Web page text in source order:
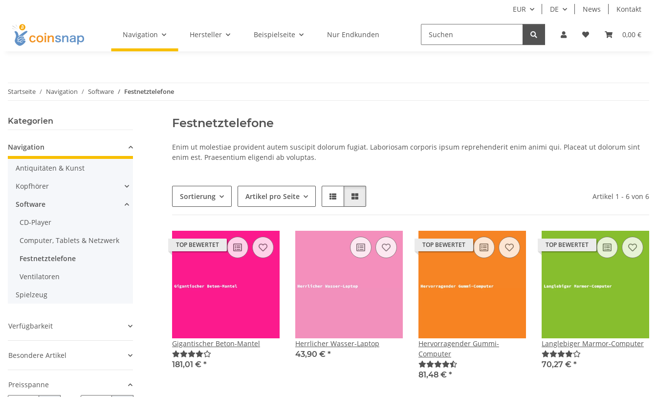
EUR DE News Kontakt
0,00 €
Navigation Hersteller Beispielseite Nur Endkunden
Startseite Navigation Software Festnetztelefone
Festnetztelefone
Enim ut molestiae provident autem suscipit dolorum fugiat. Laboriosam corporis ipsum reprehenderit enim animi qui. Placeat ut dolorum sint
enim est. Praesentium eligendi ab voluptas.
Sortierung Artikel pro Seite Artikel 1 - 6 von 6
TOP BEWERTET
Gigantischer Beton-Mantel
181,01 € *
Herrlicher Wasser-Laptop
43,90 € *
TOP BEWERTET
Hervorragender Gummi-
Computer
81,48 € *
TOP BEWERTET
Langlebiger Marmor-Computer
70,27 € *
Kategorien
Navigation
Antiquitäten & Kunst
Kopfhörer
Software
CD-Player
Computer, Tablets & Netzwerk
Festnetztelefone
Ventilatoren
Spielzeug
Verfügbarkeit
Besondere Artikel
Preisspanne